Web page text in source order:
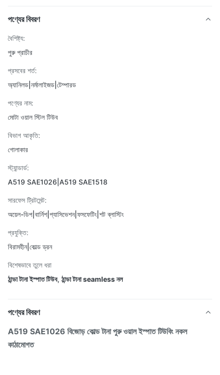
পণ্যের বিবরণ
বৈশিষ্ট্য:
পুরু প্রাচীর
প্রসবের শর্ত:
অ্যানিলড|নর্মালাইজড|টেম্পারড
পণ্যের নাম:
মোটা ওয়াল স্টিল টিউব
বিভাগ আকৃতি:
গোলাকার
স্ট্যান্ডার্ড:
A519 SAE1026|A519 SAE1518
সারফেস ট্রিটমেন্ট:
অয়েল-ডিপ|বার্নিশ|প্যাসিভেশন|ফসফেটিং|শট ব্লাস্টিং
প্রযুক্তি:
বিরামহীন|কোল্ড ড্রন
বিশেষভাবে তুলে ধরা
ঠান্ডা টানা ইস্পাত টিউব, ঠান্ডা টানা seamless নল
পণ্যের বিবরণ
A519 SAE1026 বিজোড় কোল্ড টানা পুরু ওয়াল ইস্পাত টিউবিং নকল
কাঠামোগত